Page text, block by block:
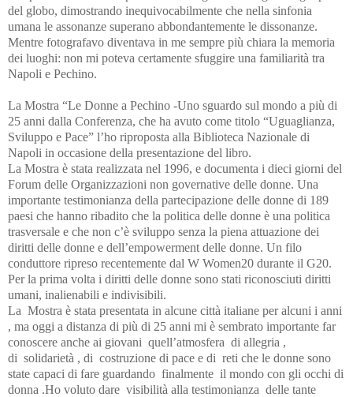
del globo, dimostrando inequivocabilmente che nella sinfonia
umana le assonanze superano abbondantemente le dissonanze.
Mentre fotografavo diventava in me sempre più chiara la memoria
dei luoghi: non mi poteva certamente sfuggire una familiarità tra
Napoli e Pechino.
La Mostra “Le Donne a Pechino -Uno sguardo sul mondo a più di
25 anni dalla Conferenza, che ha avuto come titolo “Uguaglianza,
Sviluppo e Pace” l’ho riproposta alla Biblioteca Nazionale di
Napoli in occasione della presentazione del libro.
La Mostra è stata realizzata nel 1996, e documenta i dieci giorni del
Forum delle Organizzazioni non governative delle donne. Una
importante testimonianza della partecipazione delle donne di 189
paesi che hanno ribadito che la politica delle donne è una politica
trasversale e che non c’è sviluppo senza la piena attuazione dei
diritti delle donne e dell’empowerment delle donne. Un filo
conduttore ripreso recentemente dal W Women20 durante il G20.
Per la prima volta i diritti delle donne sono stati riconosciuti diritti
umani, inalienabili e indivisibili.
La Mostra è stata presentata in alcune città italiane per alcuni i anni
, ma oggi a distanza di più di 25 anni mi è sembrato importante far
conoscere anche ai giovani quell’atmosfera di allegria ,
di solidarietà , di costruzione di pace e di reti che le donne sono
state capaci di fare guardando finalmente il mondo con gli occhi di
donna .Ho voluto dare visibilità alla testimonianza delle tante